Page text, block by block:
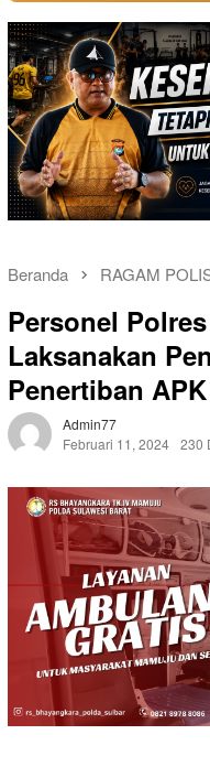
Beranda RAGAM
Personel
Laksanakan
Penertiban
Admin77
Februari 11, 2024 230